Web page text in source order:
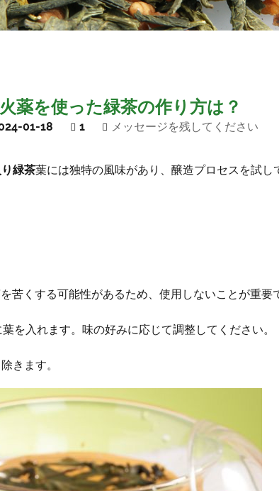
火薬を使った緑茶の作り方は？
01-18 1 メッセージを残してください
緑茶葉には独特の風味があり、醸造プロセスを試
苦くする可能性があるため、使用しないことが重要
を入れます。味の好みに応じて調整してください。
きます。